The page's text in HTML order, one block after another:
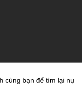
cùng bạn để tìm lại nụ